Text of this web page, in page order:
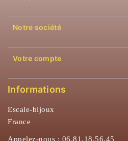
Notre société
Votre compte
Informations
Escale-bijoux
France
Appelez-nous : 06.81.18.56.45